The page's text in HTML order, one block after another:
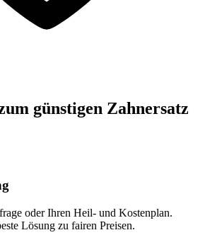
günstigen Zahnersatz
oder Ihren Heil- und Kostenplan.
Lösung zu fairen Preisen.